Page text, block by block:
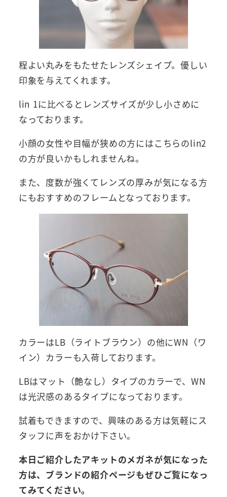
程よい丸みをもたせたレンズシェイプ。優しい
印象を与えてくれます。
lin 1に比べるとレンズサイズが少し小さめに
なっております。
小顔の女性や目幅が狭めの方にはこちらのlin2
の方が良いかもしれませんね。
また、度数が強くてレンズの厚みが気になる方
にもおすすめのフレームとなっております。
カラーはLB（ライトブラウン）の他にWN（ワ
イン）カラーも入荷しております。
LBはマット（艶なし）タイプのカラーで、WN
は光沢感のあるタイプになっております。
試着もできますので、興味のある方は気軽にス
タッフに声をおかけ下さい。
本日ご紹介したアキットのメガネが気になった
方は、ブランドの紹介ページもぜひご覧になっ
てみてください。